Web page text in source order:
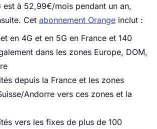
est à 52,99€/mois pendant un an,
Cet abonnement Orange inclut :
en 4G et en 5G en France et 140
dans les zones Europe, DOM,
depuis la France et les zones
Andorre vers ces zones et la
vers les fixes de plus de 100